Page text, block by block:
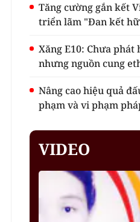
Tăng cường gắn kết
triển lãm "Đan kết
Xăng E10: Chưa
nhưng nguồn cung
Nâng cao hiệu quả
phạm và vi phạm
VIDEO